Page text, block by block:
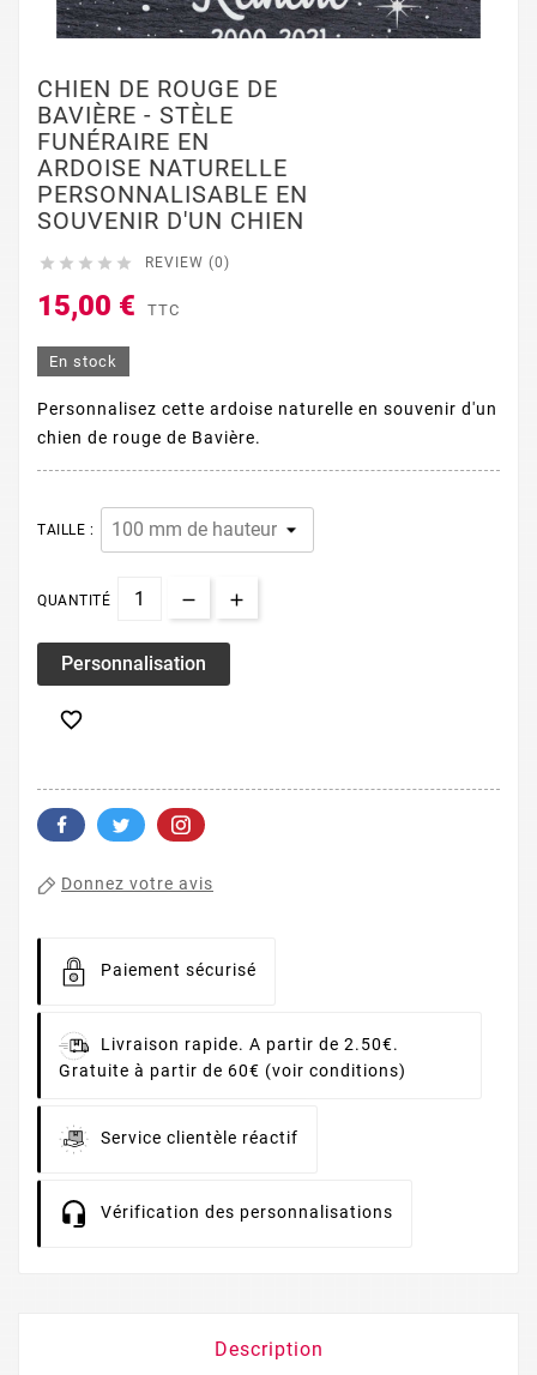
CHIEN DE ROUGE DE
BAVIÈRE - STÈLE
FUNÉRAIRE EN
ARDOISE NATURELLE
PERSONNALISABLE EN
SOUVENIR D'UN CHIEN
     REVIEW (0)
15,00 € TTC
En stock
Personnalisez cette ardoise naturelle en souvenir d'un
chien de rouge de Bavière.
TAILLE :
QUANTITÉ
Personnalisation

Donnez votre avis
Paiement sécurisé
Livraison rapide. A partir de 2.50€.
Gratuite à partir de 60€ (voir conditions)
Service clientèle réactif
Vérification des personnalisations
Description